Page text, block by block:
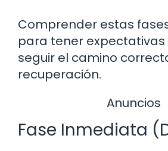
Comprender estas
para tener expectativas
seguir el camino
recuperación.
Anuncios
Fase Inmediata